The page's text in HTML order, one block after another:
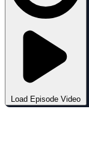
Load Episode Video